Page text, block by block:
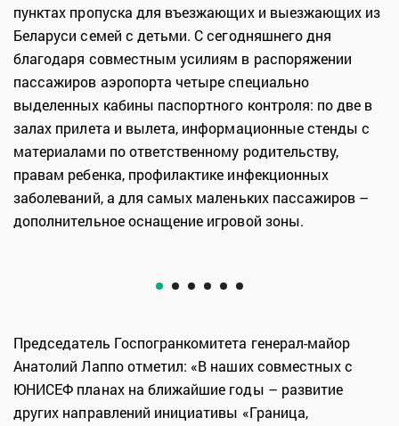
пунктах пропуска для въезжающих и выезжающих из
Беларуси семей с детьми. С сегодняшнего дня
благодаря совместным усилиям в распоряжении
пассажиров аэропорта четыре специально
выделенных кабины паспортного контроля: по две в
залах прилета и вылета, информационные стенды с
материалами по ответственному родительству,
правам ребенка, профилактике инфекционных
заболеваний, а для самых маленьких пассажиров –
дополнительное оснащение игровой зоны.
Председатель Госпогранкомитета генерал-майор
Анатолий Лаппо отметил: «В наших совместных с
ЮНИСЕФ планах на ближайшие годы – развитие
других направлений инициативы «Граница,